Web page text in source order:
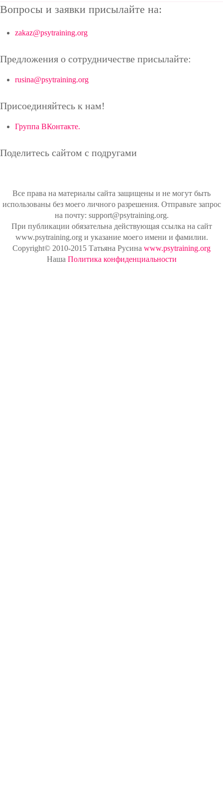
Вопросы и заявки присылайте на:
zakaz@psytraining.org
Предложения о сотрудничестве присылайте:
rusina@psytraining.org
Присоединяйтесь к нам!
Группа ВКонтакте.
Поделитесь сайтом с подругами
Все права на материалы сайта защищены и не могут быть
использованы без моего личного разрешения. Отправьте запрос
на почту: support@psytraining.org.
При публикации обязательна действующая ссылка на сайт
www.psytraining.org и указание моего имени и фамилии.
Copyright© 2010-2015 Татьяна Русина www.psytraining.org
Наша Политика конфиденциальности